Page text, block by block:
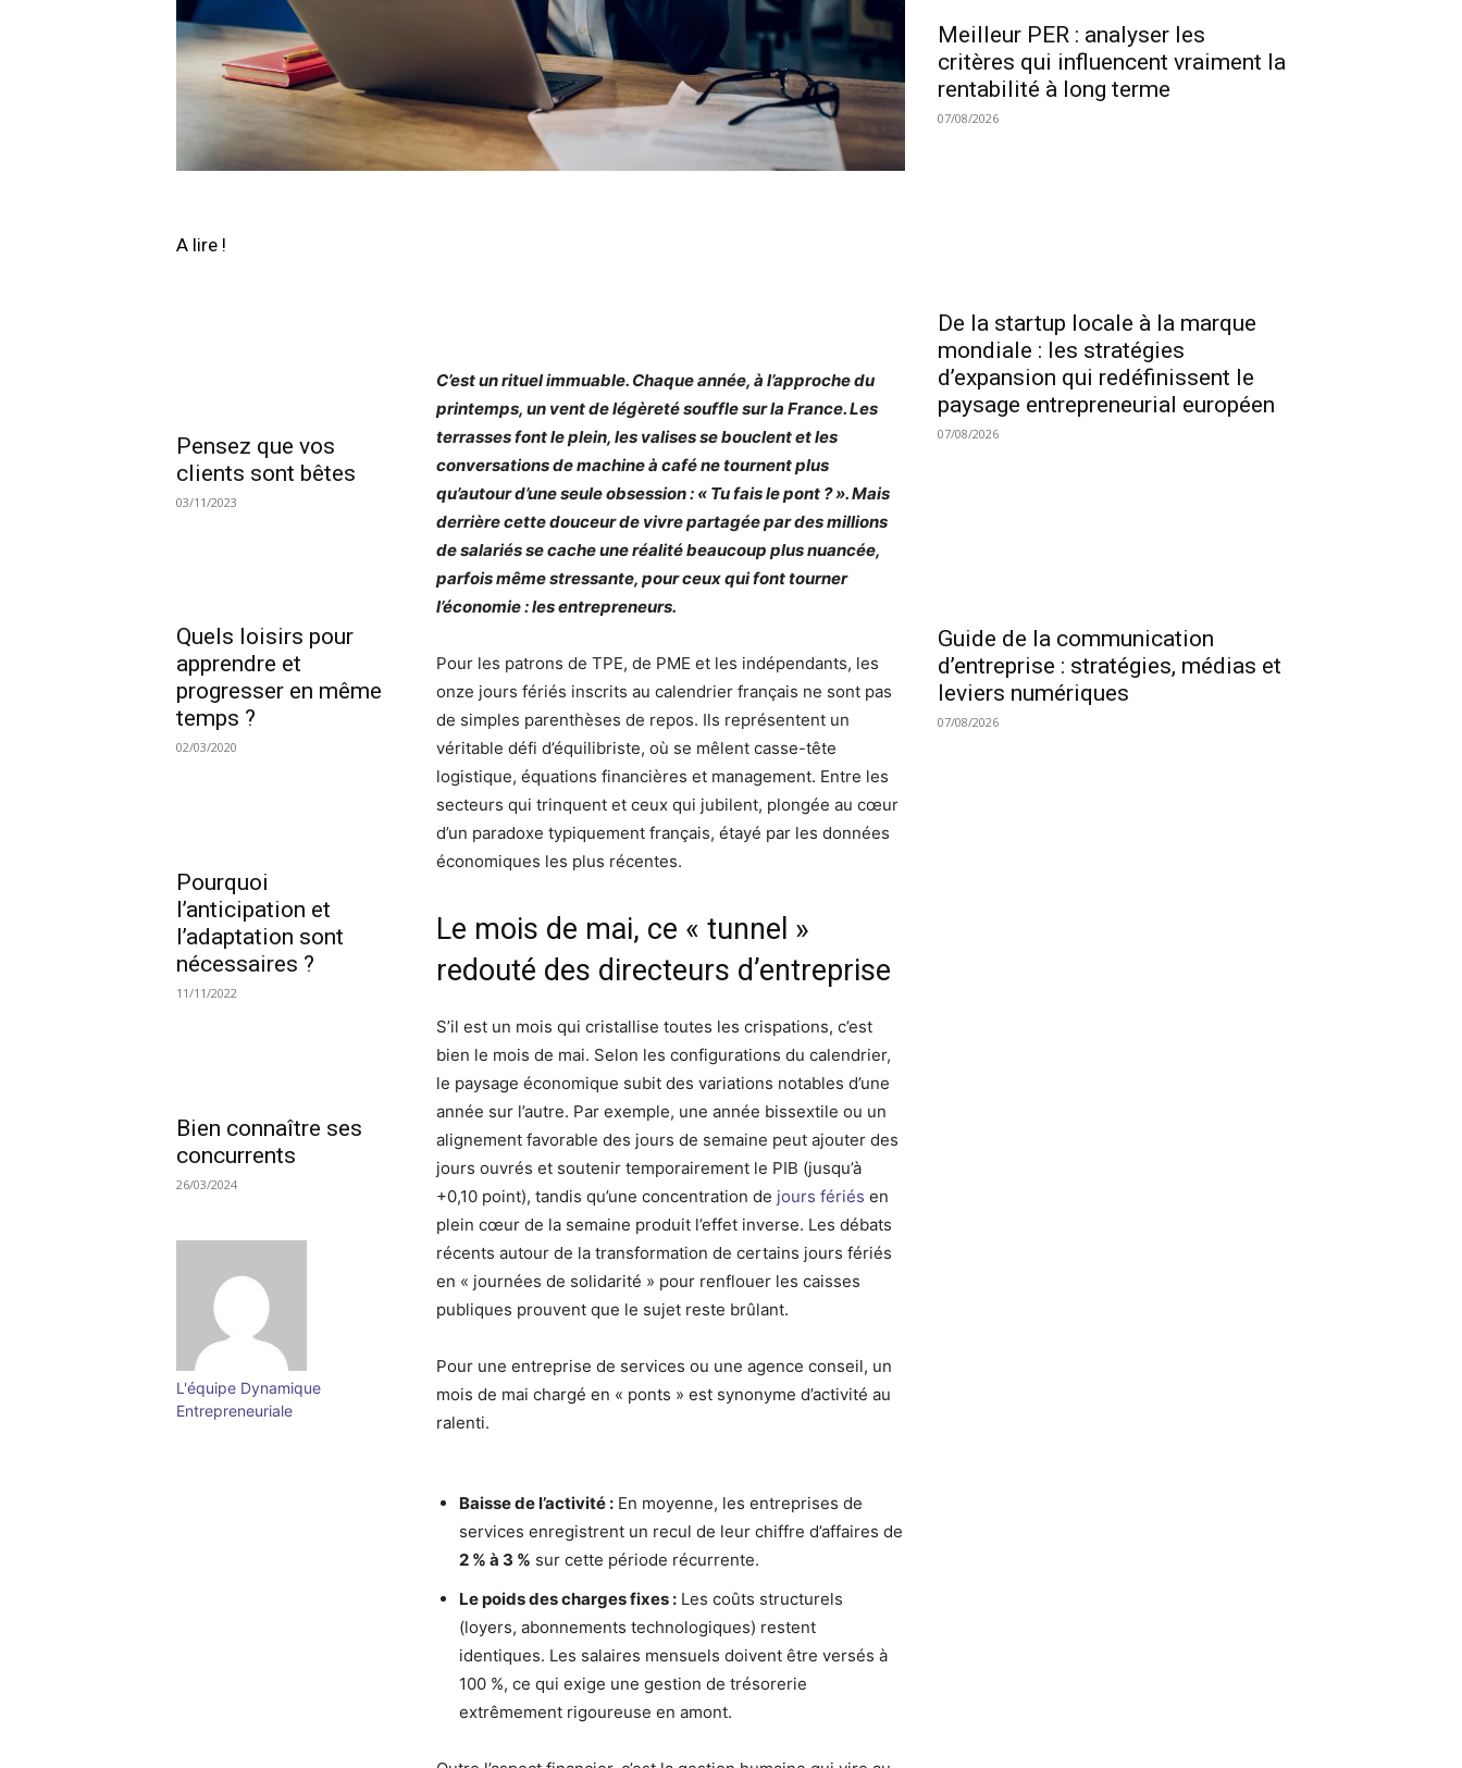
A lire !
Pensez que vos
clients sont bêtes
03/11/2023
Quels loisirs pour
apprendre et
progresser en même
temps ?
02/03/2020
Pourquoi
l’anticipation et
l’adaptation sont
nécessaires ?
11/11/2022
Bien connaître ses
concurrents
26/03/2024
L'équipe Dynamique
Entrepreneuriale
C’est un rituel immuable. Chaque année, à l’approche du
printemps, un vent de légèreté souffle sur la France. Les
terrasses font le plein, les valises se bouclent et les
conversations de machine à café ne tournent plus
qu’autour d’une seule obsession : « Tu fais le pont ? ». Mais
derrière cette douceur de vivre partagée par des millions
de salariés se cache une réalité beaucoup plus nuancée,
parfois même stressante, pour ceux qui font tourner
l’économie : les entrepreneurs.
Pour les patrons de TPE, de PME et les indépendants, les
onze jours fériés inscrits au calendrier français ne sont pas
de simples parenthèses de repos. Ils représentent un
véritable défi d’équilibriste, où se mêlent casse-tête
logistique, équations financières et management. Entre les
secteurs qui trinquent et ceux qui jubilent, plongée au cœur
d’un paradoxe typiquement français, étayé par les données
économiques les plus récentes.
Le mois de mai, ce « tunnel »
redouté des directeurs d’entreprise
S’il est un mois qui cristallise toutes les crispations, c’est
bien le mois de mai. Selon les configurations du calendrier,
le paysage économique subit des variations notables d’une
année sur l’autre. Par exemple, une année bissextile ou un
alignement favorable des jours de semaine peut ajouter des
jours ouvrés et soutenir temporairement le PIB (jusqu’à
+0,10 point), tandis qu’une concentration de jours fériés en
plein cœur de la semaine produit l’effet inverse. Les débats
récents autour de la transformation de certains jours fériés
en « journées de solidarité » pour renflouer les caisses
publiques prouvent que le sujet reste brûlant.
Pour une entreprise de services ou une agence conseil, un
mois de mai chargé en « ponts » est synonyme d’activité au
ralenti.
Baisse de l’activité : En moyenne, les entreprises de
services enregistrent un recul de leur chiffre d’affaires de
2 % à 3 % sur cette période récurrente.
Le poids des charges fixes : Les coûts structurels
(loyers, abonnements technologiques) restent
identiques. Les salaires mensuels doivent être versés à
100 %, ce qui exige une gestion de trésorerie
extrêmement rigoureuse en amont.
Meilleur PER : analyser les
critères qui influencent vraiment la
rentabilité à long terme
07/08/2026
De la startup locale à la marque
mondiale : les stratégies
d’expansion qui redéfinissent le
paysage entrepreneurial européen
07/08/2026
Guide de la communication
d’entreprise : stratégies, médias et
leviers numériques
07/08/2026